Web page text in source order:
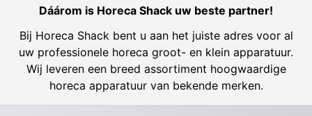
Dáárom is Horeca Shack uw beste partner!
Bij Horeca Shack bent u aan het juiste adres voor al
uw professionele horeca groot- en klein apparatuur.
Wij leveren een breed assortiment hoogwaardige
horeca apparatuur van bekende merken.